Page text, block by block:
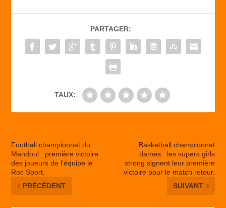
b
o
o
d
o
n
er
PARTAGER:
TAUX:
Football championnat du
Mandoul : première victoire
des joueurs de l’équipe le
Roc Sport.
PRÉCÉDENT
Basketball championnat
dames : les supers girls
strong signent leur première
victoire pour le match retour.
SUIVANT